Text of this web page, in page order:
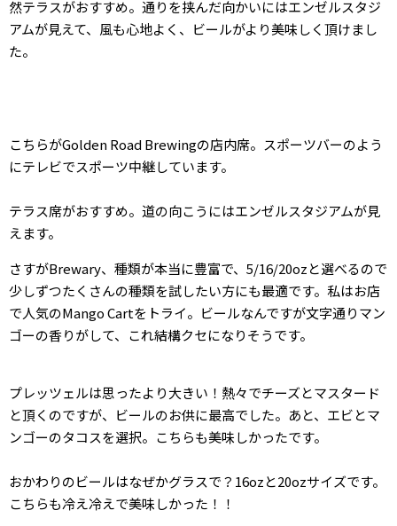
然テラスがおすすめ。通りを挟んだ向かいにはエンゼルスタジ
アムが見えて、風も心地よく、ビールがより美味しく頂けまし
た。
こちらがGolden Road Brewingの店内席。スポーツバーのよう
にテレビでスポーツ中継しています。
テラス席がおすすめ。道の向こうにはエンゼルスタジアムが見
えます。
さすがBrewary、種類が本当に豊富で、5/16/20ozと選べるので
少しずつたくさんの種類を試したい方にも最適です。私はお店
で人気のMango Cartをトライ。ビールなんですが文字通りマン
ゴーの香りがして、これ結構クセになりそうです。
プレッツェルは思ったより大きい！熱々でチーズとマスタード
と頂くのですが、ビールのお供に最高でした。あと、エビとマ
ンゴーのタコスを選択。こちらも美味しかったです。
おかわりのビールはなぜかグラスで？16ozと20ozサイズです。
こちらも冷え冷えで美味しかった！！